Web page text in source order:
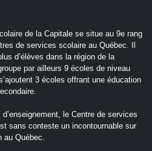
de la Capitale se situe au 9e rang
de services scolaire au Québec. Il
d’élèves dans la région de la
par ailleurs 9 écoles de niveau
3 écoles offrant une éducation
le Centre de services
sans conteste un incontournable sur
au Québec.